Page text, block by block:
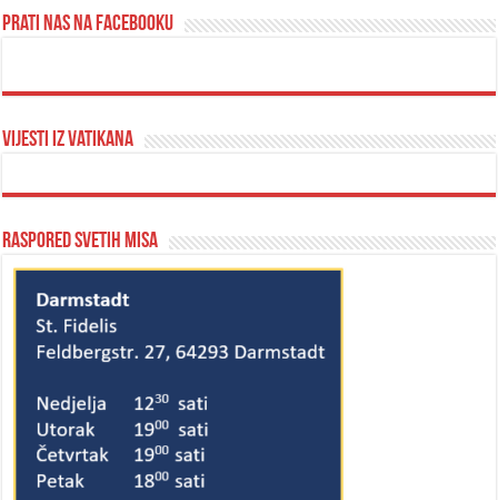
Prati nas na Facebooku
Vijesti iz Vatikana
Raspored svetih misa